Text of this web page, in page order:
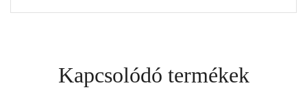
Kapcsolódó termékek